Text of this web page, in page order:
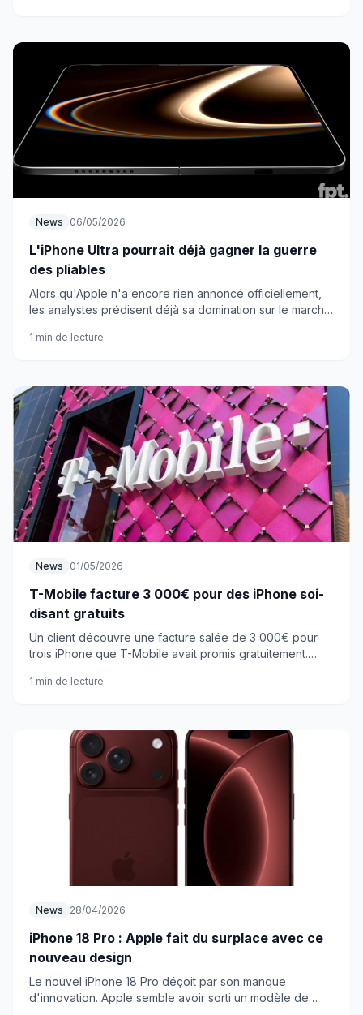
News 06/05/2026
L'iPhone Ultra pourrait déjà gagner la guerre
des pliables
Alors qu'Apple n'a encore rien annoncé officiellement,
les analystes prédisent déjà sa domination sur le marché
1 min de lecture
News 01/05/2026
T-Mobile facture 3 000€ pour des iPhone soi-
disant gratuits
Un client découvre une facture salée de 3 000€ pour
trois iPhone que T-Mobile avait promis gratuitement.
1 min de lecture
News 28/04/2026
iPhone 18 Pro : Apple fait du surplace avec ce
nouveau design
Le nouvel iPhone 18 Pro déçoit par son manque
d'innovation. Apple semble avoir sorti un modèle de